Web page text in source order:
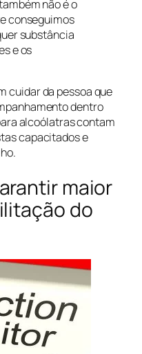
não é o
conseguimos
substância
e os
cuidar da pessoa que
dentro
alcoólatras contam
capacitados e
maior
do